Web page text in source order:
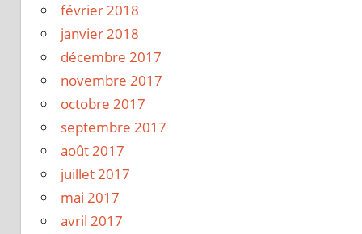
février 2018
janvier 2018
décembre 2017
novembre 2017
octobre 2017
septembre 2017
août 2017
juillet 2017
mai 2017
avril 2017